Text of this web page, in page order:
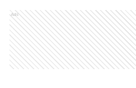
Ads